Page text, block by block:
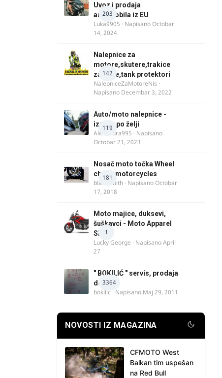
203
Uvoz i prodaja
automobila iz EU
Luka9905 · NapisanoOctobar
14, 2024
142
Nalepnice za
motore,skutere,trakice
za felne,tank protektori
NalepniceZaMotoreNis ·
Napisano Decembar 3, 2022
119
Auto/moto nalepnice -
izrada po želji
Alexandra995 · Napisano
Octobar 21, 2023
181
Nosač moto točka Wheel
chock motorcycles
blacksmith · NapisanoOctobar
17, 2018
1
Moto majice, duksevi,
šuškavci - Moto Apparel
SRB
Lucky George · NapisanoApril
27
3364
" BOKILIĆ " servis, prodaja
delova
bokilic · Napisano Maj 29, 2011
NOVOSTI IZ MAGAZINA
CFMOTO West
Balkan tim uspešan
na Red Bull